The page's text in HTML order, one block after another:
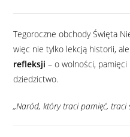
Tegoroczne obchody Święta
więc nie tylko lekcją historii,
refleksji – o wolności,
dziedzictwo.
„Naród, który traci pamięć, traci